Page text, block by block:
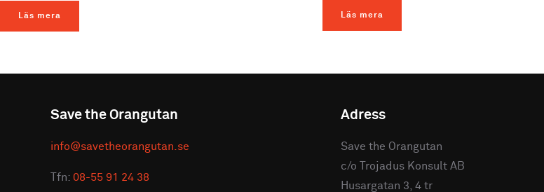
Läs mera Läs mera
Save the Orangutan
info@savetheorangutan.se
Tfn: 08-55 91 24 38
Adress
Save the Orangutan
c/o Trojadus Konsult AB
Husargatan 3, 4 tr